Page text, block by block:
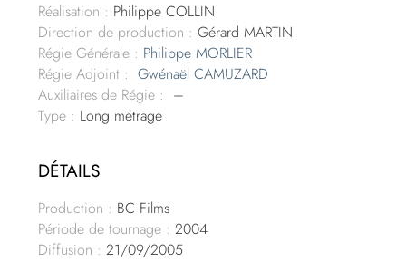
Réalisation : Philippe COLLIN
Direction de production : Gérard MARTIN
Régie Générale : Philippe MORLIER
Régie Adjoint : Gwénaël CAMUZARD
Auxiliaires de Régie : –
Type : Long métrage
DÉTAILS
Production : BC Films
Période de tournage : 2004
Diffusion : 21/09/2005